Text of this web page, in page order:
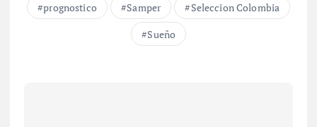
prognostico
Samper
Seleccion Colombia
Sueño